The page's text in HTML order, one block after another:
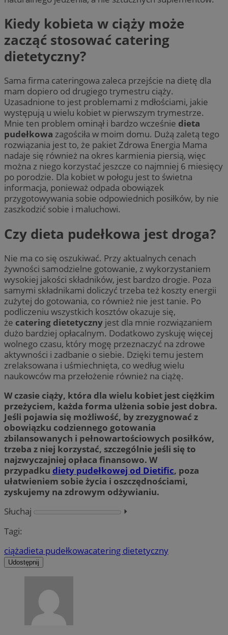
Kiedy kobieta w ciąży może
zacząć stosować catering
dietetyczny?
Sama firma cateringowa zaleca przejście na dietę dla
mam dopiero od drugiego trymestru ciąży.
Uzasadnione to jest problemami z mdłościami, jakie
występują u wielu kobiet w pierwszym trymestrze.
Mnie ten problem ominął i bardzo wcześnie dieta
pudełkowa zagościła w moim domu. Dużą zaletą tego
rozwiązania jest to, że pakiet Zdrowa Energia Mama
nadaje się również na okres karmienia piersią, więc
można z niego korzystać jeszcze co najmniej 6 miesięcy
po porodzie. Dla kobiet w połogu jest to świetna
informacja, ponieważ odpada obowiązek
przygotowywania sobie odpowiednich posiłków, by nie
zaszkodzić sobie i maluchowi.
Czy dieta pudełkowa jest droga?
Nie ma co się oszukiwać. Przy aktualnych cenach
żywności samodzielne gotowanie, z wykorzystaniem
wysokiej jakości składników, jest bardzo drogie. Poza
samymi składnikami doliczyć trzeba też koszty energii
zużytej do gotowania, co również nie jest tanie. Po
podliczeniu wszystkich kosztów okazuje się,
że catering dietetyczny jest dla mnie rozwiązaniem
dużo bardziej opłacalnym. Dodatkowo zyskuję więcej
wolnego czasu, który mogę przeznaczyć na zdrowe
aktywności i zadbanie o siebie. Dzięki temu jestem
zrelaksowana i uśmiechnięta, co według wielu
naukowców ma przełożenie również na ciążę.
W czasie ciąży, która dla wielu kobiet jest ciężkim
przeżyciem, każda forma ulżenia sobie jest dobra.
Jeśli pojawia się możliwość, by zrezygnować z
obowiązku codziennego gotowania
zbilansowanych i pełnowartościowych posiłków,
trzeba z niej korzystać, szczególnie jeśli się to
najzwyczajniej opłaca finansowo. W
przypadku diety pudełkowej od Dietific, poza
ułatwieniem sobie życia i oszczędnościami,
zyskujemy na zdrowym odżywianiu.
Słuchaj
⏵︎
Tagi:
ciążadieta pudełkowacatering dietetyczny
Udostępnij